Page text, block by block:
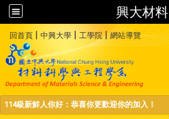
興大材料
回首頁 | 中興大學 | 工學院|網站導覽
114級新鮮人你好：恭喜你更歡迎你的加入！